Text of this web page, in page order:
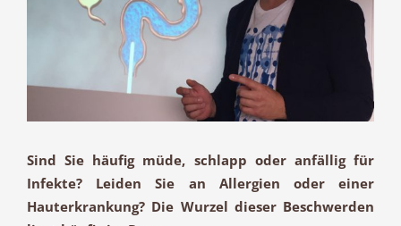
Sind Sie häufig müde, schlapp oder anfällig für
Infekte? Leiden Sie an Allergien oder einer
Hauterkrankung? Die Wurzel dieser Beschwerden